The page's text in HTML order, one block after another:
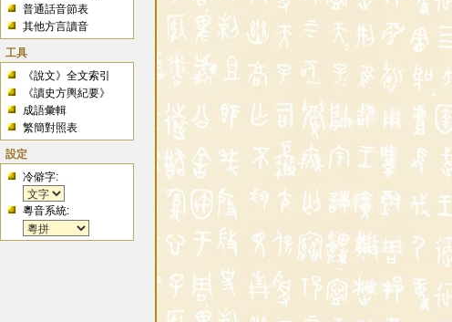
普通話音節表
其他方言讀音
工具
《說文》全文索引
《讀史方輿紀要》
成語彙輯
繁簡對照表
設定
冷僻字:
粵音系統: